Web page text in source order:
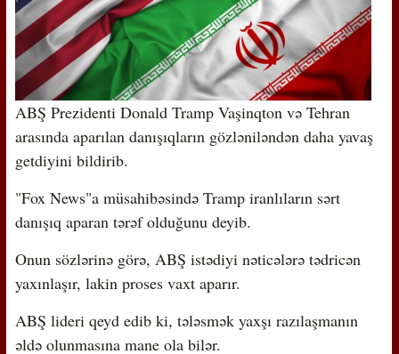
ABŞ Prezidenti Donald Tramp Vaşinqton və Tehran
arasında aparılan danışıqların gözləniləndən daha yavaş
getdiyini bildirib.
"Fox News"a müsahibəsində Tramp iranlıların sərt
danışıq aparan tərəf olduğunu deyib.
Onun sözlərinə görə, ABŞ istədiyi nəticələrə tədricən
yaxınlaşır, lakin proses vaxt aparır.
ABŞ lideri qeyd edib ki, tələsmək yaxşı razılaşmanın
əldə olunmasına mane ola bilər.